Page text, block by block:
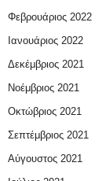
Φεβρουάριος 2022
Ιανουάριος 2022
Δεκέμβριος 2021
Νοέμβριος 2021
Οκτώβριος 2021
Σεπτέμβριος 2021
Αύγουστος 2021